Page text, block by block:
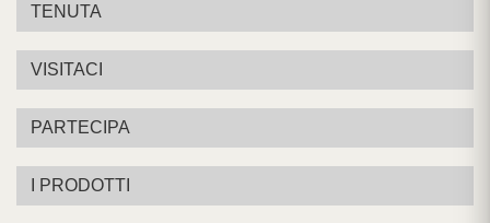
TENUTA
VISITACI
PARTECIPA
I PRODOTTI